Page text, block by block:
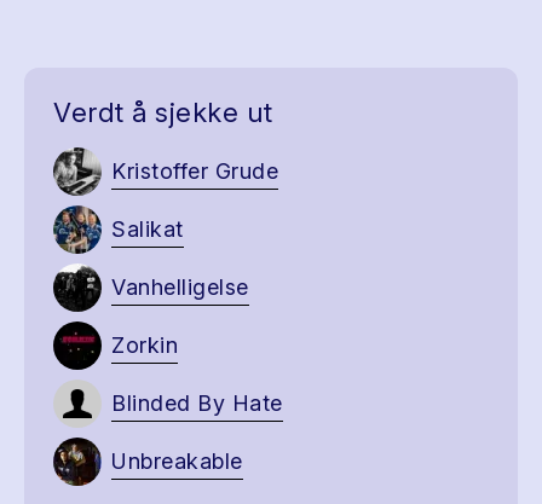
Verdt å sjekke ut
Kristoffer Grude
Salikat
Vanhelligelse
Zorkin
Blinded By Hate
Unbreakable